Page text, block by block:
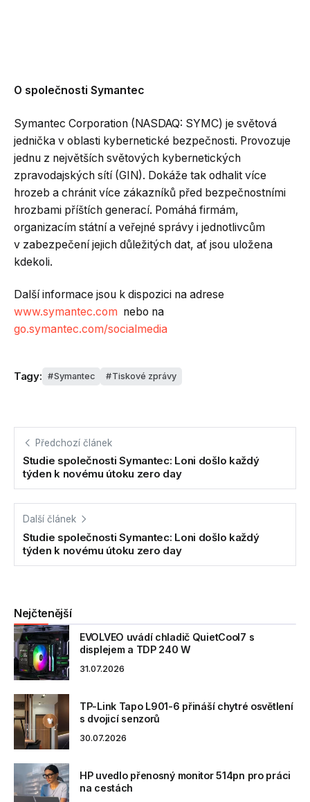
O společnosti Symantec
Symantec Corporation (NASDAQ: SYMC) je světová
jednička v oblasti kybernetické bezpečnosti. Provozuje
jednu z největších světových kybernetických
zpravodajských sítí (GIN). Dokáže tak odhalit více
hrozeb a chránit více zákazníků před bezpečnostními
hrozbami příštích generací. Pomáhá firmám,
organizacím státní a veřejné správy i jednotlivcům
v zabezpečení jejich důležitých dat, ať jsou uložena
kdekoli.
Další informace jsou k dispozici na adrese
www.symantec.com nebo na
go.symantec.com/socialmedia
Tagy: Symantec Tiskové zprávy
Předchozí článek
Studie společnosti Symantec: Loni došlo každý
týden k novému útoku zero day
Další článek
Studie společnosti Symantec: Loni došlo každý
týden k novému útoku zero day
Nejčtenější
EVOLVEO uvádí chladič QuietCool7 s
displejem a TDP 240 W
31.07.2026
TP-Link Tapo L901-6 přináší chytré osvětlení
s dvojicí senzorů
30.07.2026
HP uvedlo přenosný monitor 514pn pro práci
na cestách